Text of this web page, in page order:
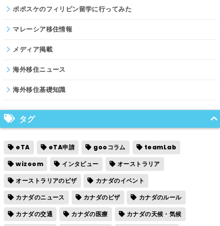
ポポスケのフィリピン留学に行ってみた
マレーシア移住情報
メディア掲載
海外移住ニュース
海外移住基礎知識
タグ
eTA eTA申請 gooコラム
teamLab
wizoom
インタビュー
オーストラリア
オーストラリアのビザ
カナダのイベント
カナダのニュース
カナダのビザ
カナダのルール
カナダの交通
カナダの医療
カナダの天候・気候